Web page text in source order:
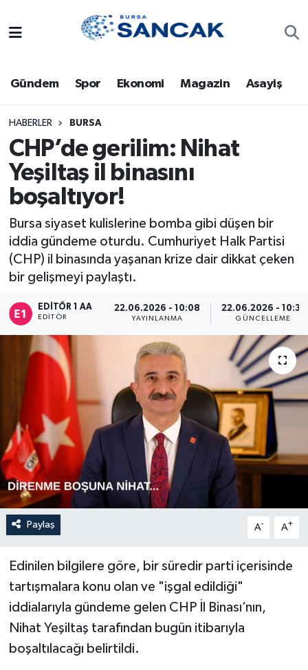
Gündem Spor Ekonomi Magazin Asayiş
HABERLER BURSA
CHP’de gerilim: Nihat
Yeşiltaş il binasını
boşaltıyor!
Bursa siyaset kulislerine bomba gibi düşen bir
iddia gündeme oturdu. Cumhuriyet Halk Partisi
(CHP) il binasında yaşanan krize dair dikkat çeken
bir gelişmeyi paylaştı.
EDITÖR 1 AA
EDITÖR
22.06.2026 - 10:08
YAYINLANMA
22.06.2026 - 10:31
GÜNCELLEME
Paylaş A- A+
Edinilen bilgilere göre, bir süredir parti içerisinde
tartışmalara konu olan ve "işgal edildiği"
iddialarıyla gündeme gelen CHP İl Binası’nın,
Nihat Yeşiltaş tarafından bugün itibarıyla
boşaltılacağı belirtildi.
Bursa
Dünya
Eğitim
Ekonomi
Genel
Gündem
Sağlık
Siyaset
Spor
Türkiye
Trafik Durumu
Süper Lig Puan Durumu ve Fikstür
Tüm Manşetler
Son Dakika Haberleri
Haber Arşivi